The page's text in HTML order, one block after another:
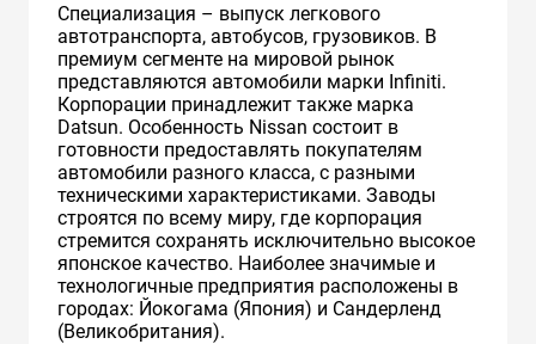
Специализация – выпуск легкового
автотранспорта, автобусов, грузовиков. В
премиум сегменте на мировой рынок
представляются автомобили марки Infiniti.
Корпорации принадлежит также марка
Datsun. Особенность Nissan состоит в
готовности предоставлять покупателям
автомобили разного класса, с разными
техническими характеристиками. Заводы
строятся по всему миру, где корпорация
стремится сохранять исключительно высокое
японское качество. Наиболее значимые и
технологичные предприятия расположены в
городах: Йокогама (Япония) и Сандерленд
(Великобритания).